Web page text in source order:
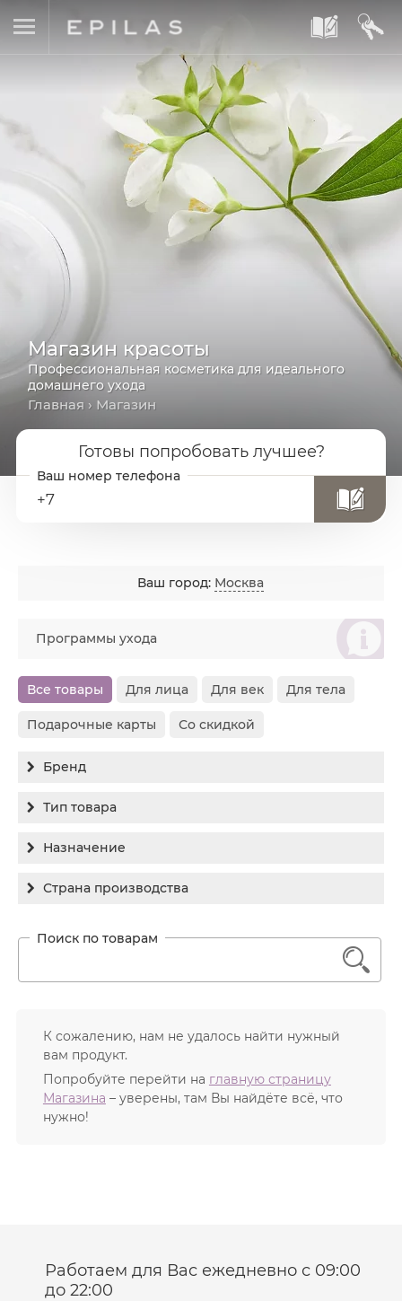
A B
Магазин красоты
Профессиональная косметика для идеального
домашнего ухода
Главная › Магазин
Готовы попробовать лучшее?
+7
Ваш город: Москва
စ
Программы ухода
Все товары Для лица Для век Для тела
Подарочные карты Со скидкой
Бренд
Medic Control Peel
Тип товара
Бальзам
Концентрат
Крем тональный
Маска
Мусс
Мыло
Шампунь
Назначение
Гиперпигментация
Заживление
Постакне
Против морщин
Противовозрастной
Страна производства
Россия
1
К сожалению, нам не удалось найти нужный
вам продукт.
Попробуйте перейти на главную страницу
Магазина – уверены, там Вы найдёте всё, что
нужно!
Работаем для Вас ежедневно с 09:00
до 22:00